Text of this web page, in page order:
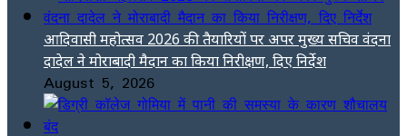
आदिवासी महोत्सव 2026 की तैयारियों पर अपर मुख्य सचिव वंदना
दादेल ने मोराबादी मैदान का किया निरीक्षण, दिए निर्देश
August 5, 2026